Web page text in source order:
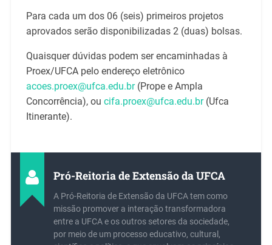
Para cada um dos 06 (seis) primeiros projetos
aprovados serão disponibilizadas 2 (duas) bolsas.
Quaisquer dúvidas podem ser encaminhadas à
Proex/UFCA pelo endereço eletrônico
acoes.proex@ufca.edu.br(Prope e Ampla
Concorrência), ou cifa.proex@ufca.edu.br(Ufca
Itinerante).
Pró-Reitoria de Extensão da UFCA
A Pró-Reitoria de Extensão da UFCA tem como
missão promover a interação transformadora
entre a UFCA e os outros setores da sociedade,
por meio de um processo educativo, cultural,